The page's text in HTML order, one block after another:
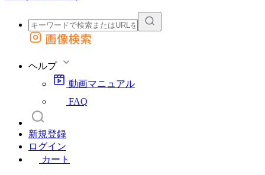
外部サイトの商品をカートに追加
画像検索
ヘルプ
動画マニュアル
FAQ
新規登録
ログイン
カート